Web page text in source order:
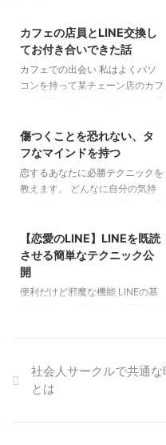
みんなのラブストーリー・恋バナ
出会い 告白の仕方
カフェの店員とLINE交換し
てお付き合いできた話
カフェでの出会い 私はよくパソ
コンを持って某チェーン店のカフ
ルバイトの店員さんが入ってきて
一目惚れしました。 どうやった
ら店員さんと仲良くなれるものか
悩みに悩みました。 店員さんに
振られてしまったらそのカフェに
その店員さんのことが気になって
仕方ありません。 LINE交換作戦
そこで私は一つの作戦に出まし
た。 そのお店では通常はお客さ
ん自身がトレー置き場にトレーを
LINE 駆け引き 恋愛コラム
モテる方法 恋愛中の不安
傷つくことを恐れない、タ
フなマインドを持つ
恋するあなたに必勝テクニックを
教えます。 どんなに自分の気持
もらい、まずは適当に自分の好意
を伝えましょう。 この段階で恥
ずかしいとか、傷つくとか、自分
それじゃないと最終的に相手は自
だけで、その恋愛に幸せな結末は
ありません。 世界の半分が男な
らば、いい男も他にいます。 こ
LINE 恋愛中の不安 恋愛マンガ
【恋愛のLINE】LINEを既読
させる簡単なテクニック公
開
便利だけど邪魔な機能 LINEの基
にチェックを入れる事で、LINE
を開かなくてもメッセージ内容を
社会人サークルで共通
とは